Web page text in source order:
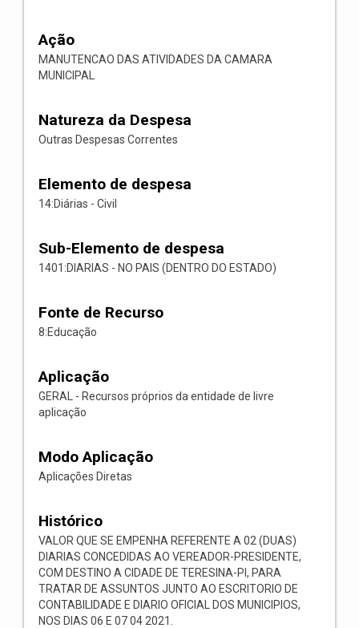
Ação
MANUTENCAO DAS ATIVIDADES DA CAMARA
MUNICIPAL
Natureza da Despesa
Outras Despesas Correntes
Elemento de despesa
14:Diárias - Civil
Sub-Elemento de despesa
1401:DIARIAS - NO PAIS (DENTRO DO ESTADO)
Fonte de Recurso
8:Educação
Aplicação
GERAL - Recursos próprios da entidade de livre
aplicação
Modo Aplicação
Aplicações Diretas
Histórico
VALOR QUE SE EMPENHA REFERENTE A 02 (DUAS)
DIARIAS CONCEDIDAS AO VEREADOR-PRESIDENTE,
COM DESTINO A CIDADE DE TERESINA-PI, PARA
TRATAR DE ASSUNTOS JUNTO AO ESCRITORIO DE
CONTABILIDADE E DIARIO OFICIAL DOS MUNICIPIOS,
NOS DIAS 06 E 07 04 2021.